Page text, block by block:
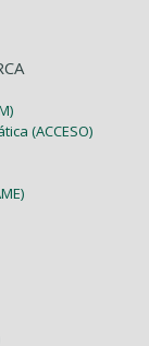
(ACCESO)